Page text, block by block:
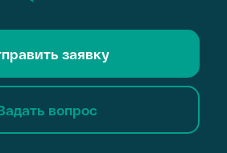
заявку
вопрос